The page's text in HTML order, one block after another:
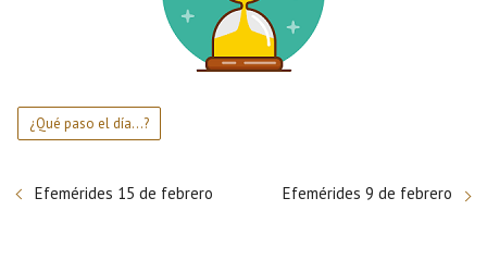
¿Qué paso el día...?
Efemérides 15 de febrero Efemérides 9 de febrero